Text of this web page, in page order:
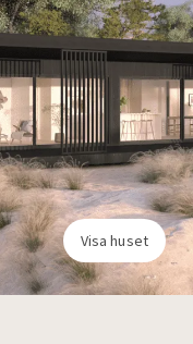
Visa huset